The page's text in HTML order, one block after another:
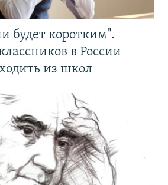
будет коротким".
в России
из школ